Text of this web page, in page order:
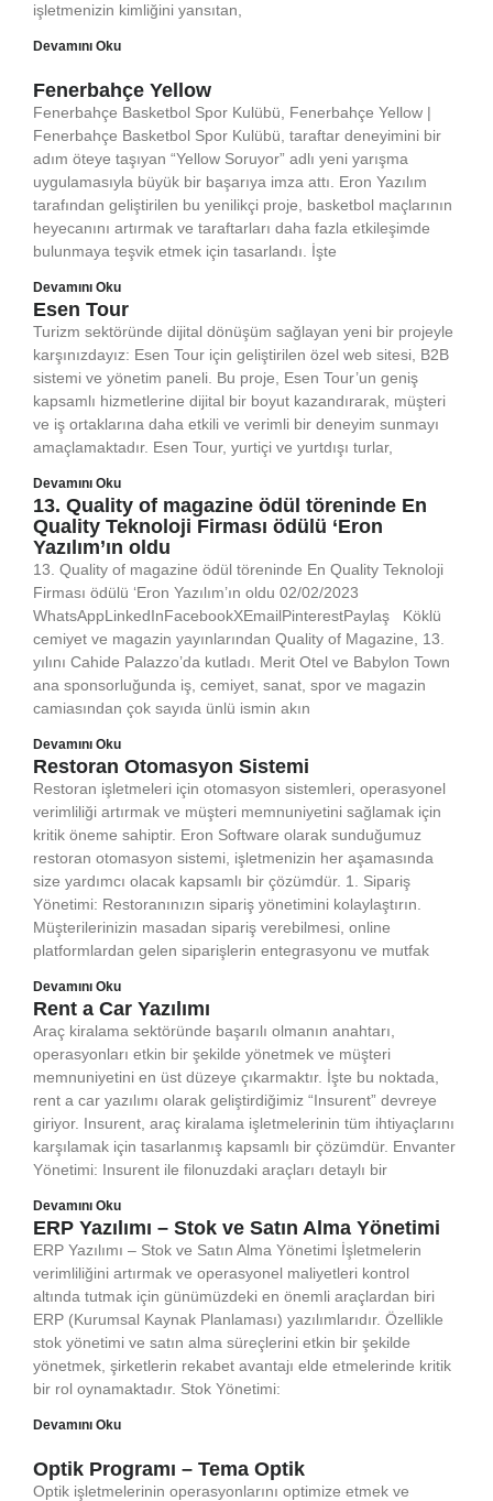
işletmenizin kimliğini yansıtan,
Devamını Oku
Fenerbahçe Yellow
Fenerbahçe Basketbol Spor Kulübü, Fenerbahçe Yellow |
Fenerbahçe Basketbol Spor Kulübü, taraftar deneyimini bir
adım öteye taşıyan “Yellow Soruyor” adlı yeni yarışma
uygulamasıyla büyük bir başarıya imza attı. Eron Yazılım
tarafından geliştirilen bu yenilikçi proje, basketbol maçlarının
heyecanını artırmak ve taraftarları daha fazla etkileşimde
bulunmaya teşvik etmek için tasarlandı. İşte
Devamını Oku
Esen Tour
Turizm sektöründe dijital dönüşüm sağlayan yeni bir projeyle
karşınızdayız: Esen Tour için geliştirilen özel web sitesi, B2B
sistemi ve yönetim paneli. Bu proje, Esen Tour’un geniş
kapsamlı hizmetlerine dijital bir boyut kazandırarak, müşteri
ve iş ortaklarına daha etkili ve verimli bir deneyim sunmayı
amaçlamaktadır. Esen Tour, yurtiçi ve yurtdışı turlar,
Devamını Oku
13. Quality of magazine ödül töreninde En
Quality Teknoloji Firması ödülü ‘Eron
Yazılım’ın oldu
13. Quality of magazine ödül töreninde En Quality Teknoloji
Firması ödülü ‘Eron Yazılım’ın oldu 02/02/2023
WhatsAppLinkedInFacebookXEmailPinterestPaylaş Köklü
cemiyet ve magazin yayınlarından Quality of Magazine, 13.
yılını Cahide Palazzo’da kutladı. Merit Otel ve Babylon Town
ana sponsorluğunda iş, cemiyet, sanat, spor ve magazin
camiasından çok sayıda ünlü ismin akın
Devamını Oku
Restoran Otomasyon Sistemi
Restoran işletmeleri için otomasyon sistemleri, operasyonel
verimliliği artırmak ve müşteri memnuniyetini sağlamak için
kritik öneme sahiptir. Eron Software olarak sunduğumuz
restoran otomasyon sistemi, işletmenizin her aşamasında
size yardımcı olacak kapsamlı bir çözümdür. 1. Sipariş
Yönetimi: Restoranınızın sipariş yönetimini kolaylaştırın.
Müşterilerinizin masadan sipariş verebilmesi, online
platformlardan gelen siparişlerin entegrasyonu ve mutfak
Devamını Oku
Rent a Car Yazılımı
Araç kiralama sektöründe başarılı olmanın anahtarı,
operasyonları etkin bir şekilde yönetmek ve müşteri
memnuniyetini en üst düzeye çıkarmaktır. İşte bu noktada,
rent a car yazılımı olarak geliştirdiğimiz “Insurent” devreye
giriyor. Insurent, araç kiralama işletmelerinin tüm ihtiyaçlarını
karşılamak için tasarlanmış kapsamlı bir çözümdür. Envanter
Yönetimi: Insurent ile filonuzdaki araçları detaylı bir
Devamını Oku
ERP Yazılımı – Stok ve Satın Alma Yönetimi
ERP Yazılımı – Stok ve Satın Alma Yönetimi İşletmelerin
verimliliğini artırmak ve operasyonel maliyetleri kontrol
altında tutmak için günümüzdeki en önemli araçlardan biri
ERP (Kurumsal Kaynak Planlaması) yazılımlarıdır. Özellikle
stok yönetimi ve satın alma süreçlerini etkin bir şekilde
yönetmek, şirketlerin rekabet avantajı elde etmelerinde kritik
bir rol oynamaktadır. Stok Yönetimi:
Devamını Oku
Optik Programı – Tema Optik
Optik işletmelerinin operasyonlarını optimize etmek ve